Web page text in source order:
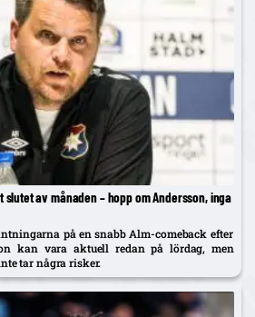
slutet av månaden – hopp om Andersson, inga
på en snabb Alm-comeback efter
kan vara aktuell redan på lördag, men
tar några risker.